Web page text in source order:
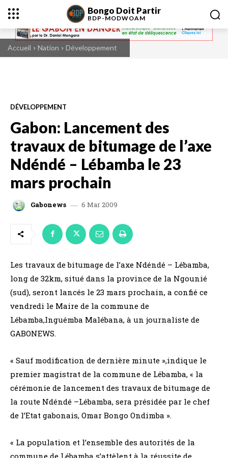
Bongo Doit Partir
BDP-MODWOAM
Accueil Nation Développement
DÉVELOPPEMENT
Gabon: Lancement des
travaux de bitumage de l’axe
Ndéndé – Lébamba le 23
mars prochain
Gabonews 6 Mar 2009
Les travaux de bitumage de l’axe Ndéndé – Lébamba,
long de 32km, situé dans la province de la Ngounié
(sud), seront lancés le 23 mars prochain, a confié ce
vendredi le Maire de la commune de
Lébamba,Inguémba Malébana, à un journaliste de
GABONEWS.
« Sauf modification de dernière minute »,indique le
premier magistrat de la commune de Lébamba, « la
cérémonie de lancement des travaux de bitumage de
la route Ndéndé –Lébamba, sera présidée par le chef
de l’Etat gabonais, Omar Bongo Ondimba ».
« La population et l’ensemble des autorités de la
commune de Lébamba s’attèlent à la réussite de